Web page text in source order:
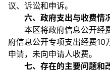
议、诉讼和申诉。
六、政府支出与收费情
本区将政府信息公开经
府信息公开专项支出经费10
申请，未向申请人收费。
七、存在的主要问题和